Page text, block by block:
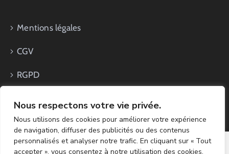
Nous respectons votre vie privée.
Nous utilisons des cookies pour améliorer votre expérience
de navigation, diffuser des publicités ou des contenus
personnalisés et analyser notre trafic. En cliquant sur « Tout
accepter », vous consentez à notre utilisation des cookies.
Mentions légales
CGV
RGPD